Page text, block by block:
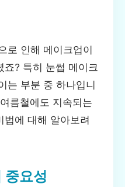
로 인해 메이크업이
죠? 특히 눈썹 메이크
는 부분 중 하나입니
름철에도 지속되는
법에 대해 알아보려
중요성